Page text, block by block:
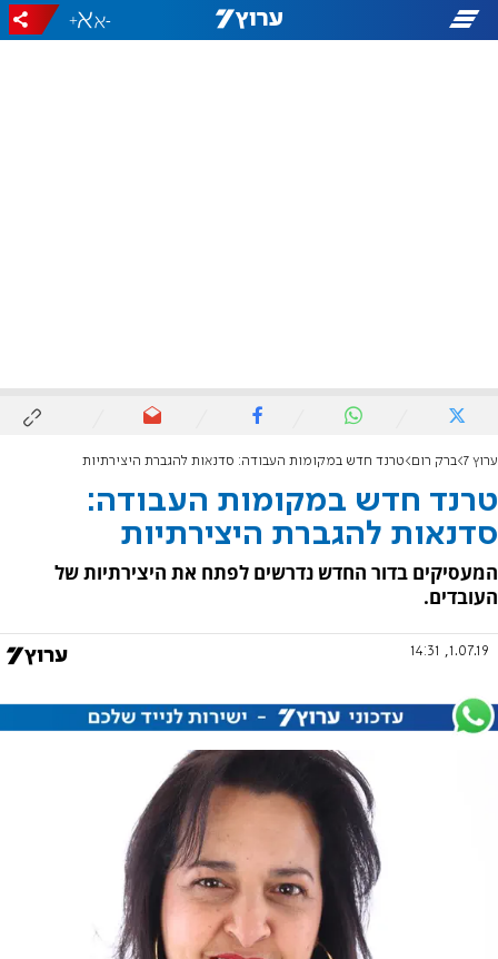
-
+
ערוץ 7 ברק רום טרנד חדש במקומות העבודה: סדנאות להגברת היצירתיות
טרנד חדש במקומות העבודה:
סדנאות להגברת היצירתיות
המעסיקים בדור החדש נדרשים לפתח את היצירתיות של
העובדים.
1.07.19, 14:31